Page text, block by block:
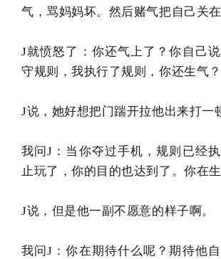
气，骂妈妈坏。然后赌气把自己关在
J就愤怒了：你还气上了？你自己
守规则，我执行了规则，你还生气？
J说，她好想把门踹开拉他出来打一
我问J：当你夺过手机，规则已经
止玩了，你的目的也达到了。你在
J说，但是他一副不愿意的样子啊。
我问J：你在期待什么呢？期待他